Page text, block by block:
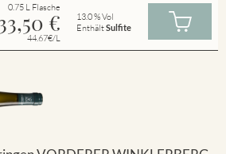
0.75 L Flasche
€
44.67€/L
13.0 % Vol
EnthältSulfite